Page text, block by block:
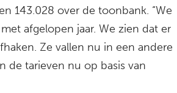
143.028 over de toonbank. “We
afgelopen jaar. We zien dat er
Ze vallen nu in een andere
de tarieven nu op basis van